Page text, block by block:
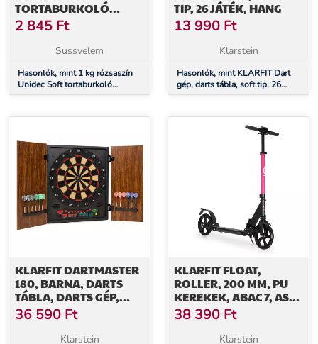
TORTABURKOLÓ
MASSZA
2 845 Ft
Sussvelem
Hasonlók, mint 1 kg rózsaszín
Unidec Soft tortaburkoló
massza
TIP, 26 JÁTÉK, HANG
13 990 Ft
Klarstein
Hasonlók, mint KLARFIT Dart
gép, darts tábla, soft tip, 26
játék, hang
KLARFIT DARTMASTER
180, BARNA, DARTS
TÁBLA, DARTS GÉP,
SOFT TIP, AJTÓ, AJTÓ
36 590 Ft
Klarstein
KLARFIT FLOAT,
ROLLER, 200 MM, PU
KEREKEK, ABAC 7, AS-
SOFT GRIPS
FOGANTYÚK,
BÍBORVÖRÖS
38 390 Ft
Klarstein